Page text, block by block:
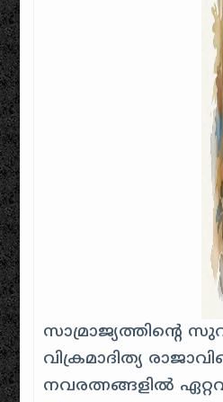
സാമ്രാജ്യത്തിന്റെ
വിക്രമാദിത്യ
നവരത്നങ്ങളിൽ